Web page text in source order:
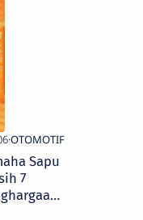
di Program
Sapu
7